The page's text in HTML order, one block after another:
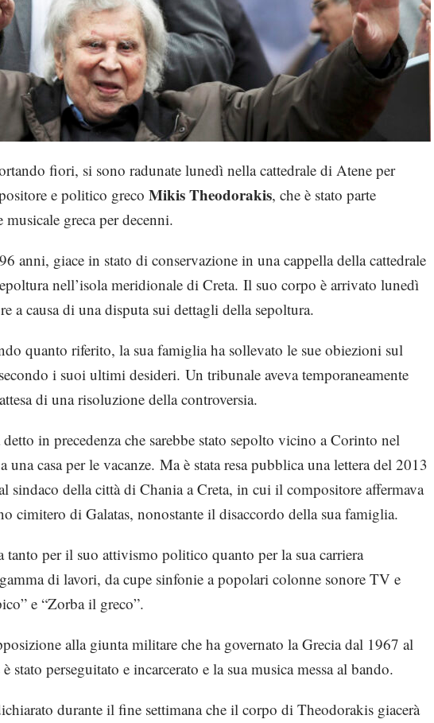
fiori, si sono radunate lunedì nella cattedrale di Atene per
e politico greco Mikis Theodorakis, che è stato parte
greca per decenni.
anni, giace in stato di conservazione in una cappella della cattedrale
nell’isola meridionale di Creta. Il suo corpo è arrivato lunedì
a causa di una disputa sui dettagli della sepoltura.
quanto riferito, la sua famiglia ha sollevato le sue obiezioni sul
i suoi ultimi desideri. Un tribunale aveva temporaneamente
di una risoluzione della controversia.
in precedenza che sarebbe stato sepolto vicino a Corinto nel
casa per le vacanze. Ma è stata resa pubblica una lettera del 2013
sindaco della città di Chania a Creta, in cui il compositore affermava
cimitero di Galatas, nonostante il disaccordo della sua famiglia.
tanto per il suo attivismo politico quanto per la sua carriera
di lavori, da cupe sinfonie a popolari colonne sonore TV e
e “Zorba il greco”.
alla giunta militare che ha governato la Grecia dal 1967 al
stato perseguitato e incarcerato e la sua musica messa al bando.
durante il fine settimana che il corpo di Theodorakis giacerà